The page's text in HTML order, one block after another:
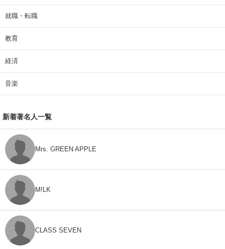
就職・転職
教育
経済
音楽
新着著名人一覧
Mrs. GREEN APPLE
M!LK
CLASS SEVEN